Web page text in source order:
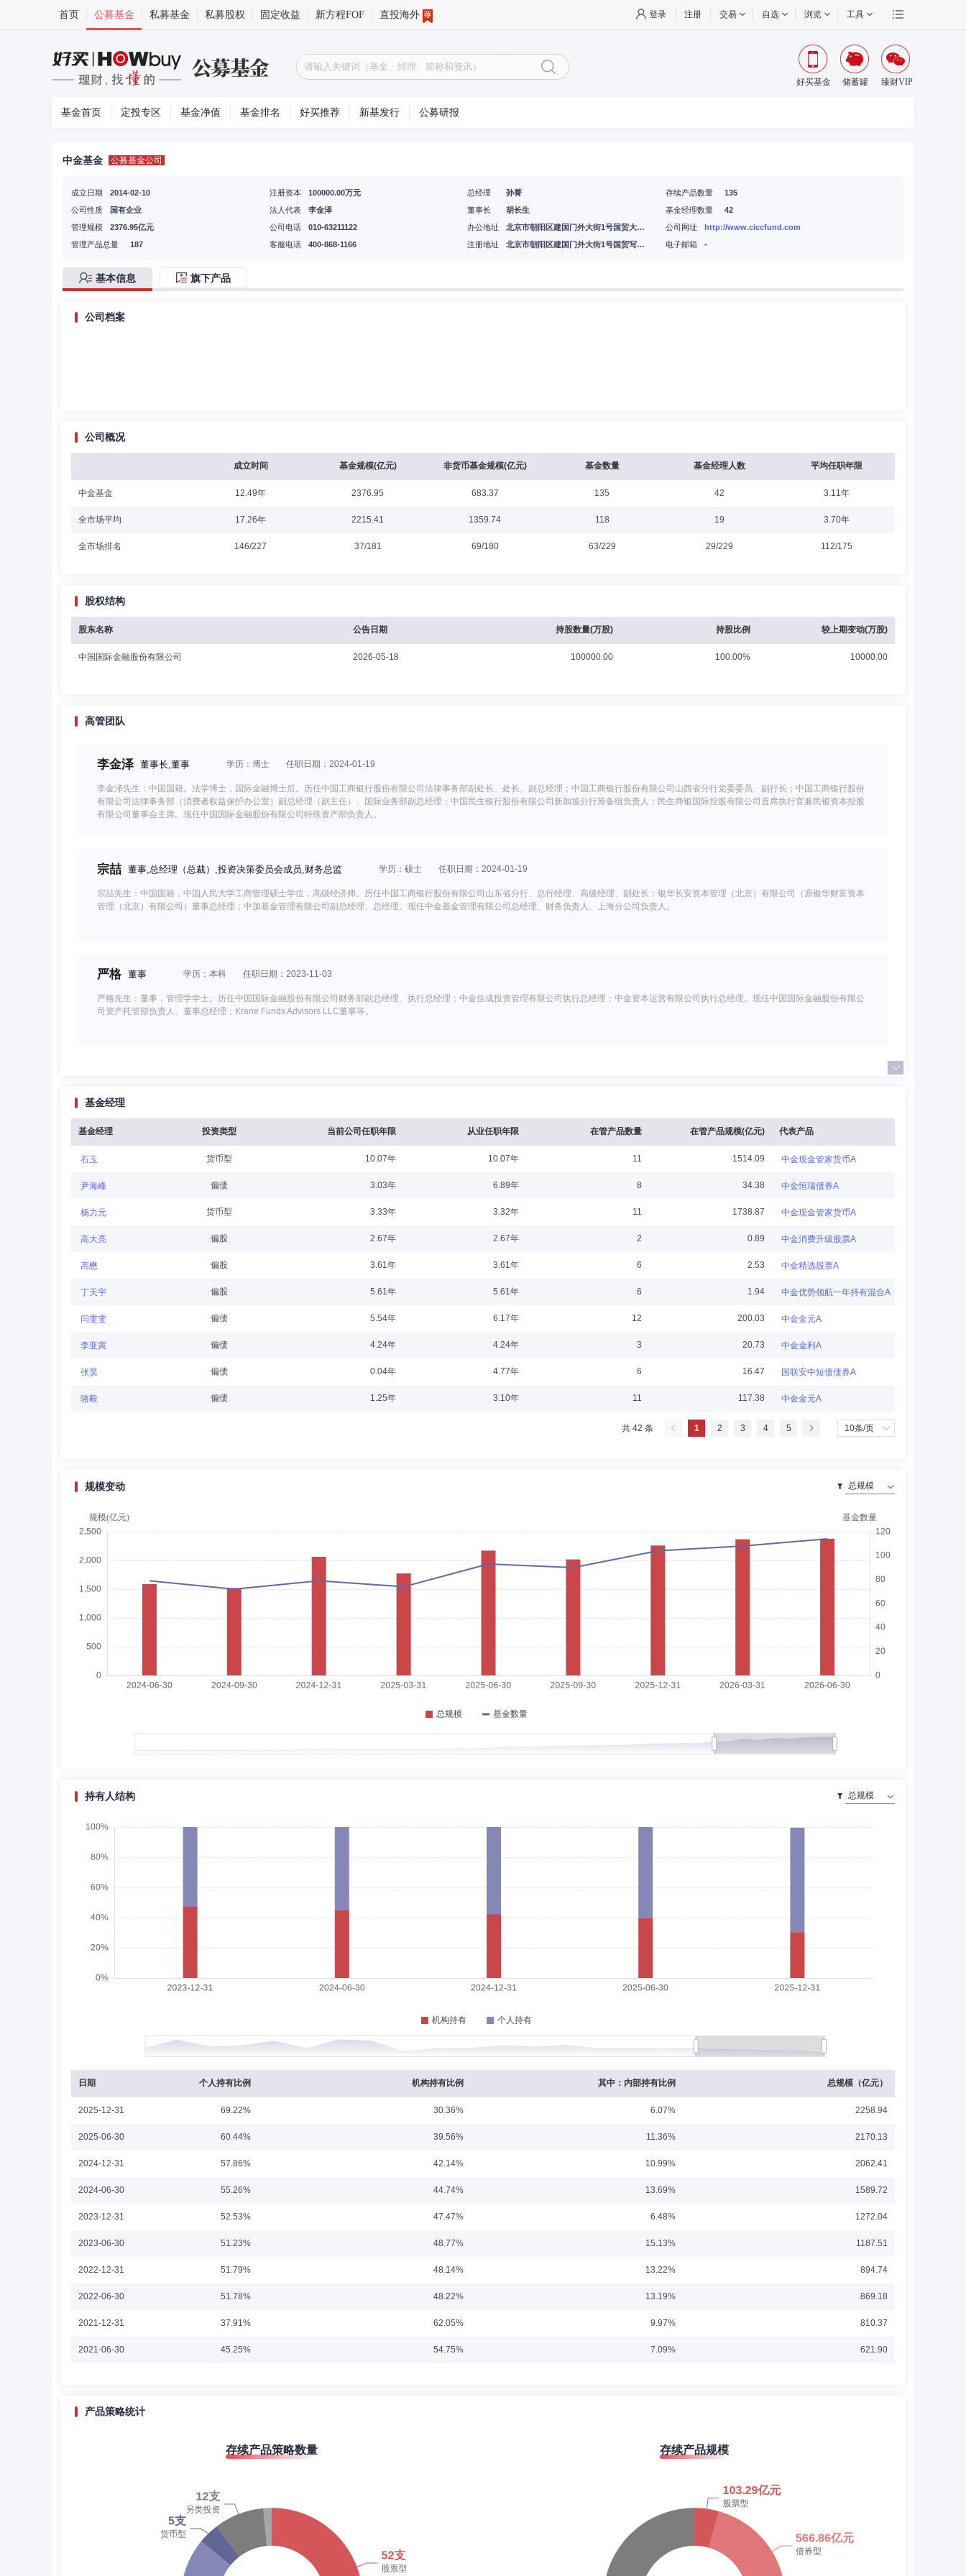
首页 公募基金 私募基金 私募股权 固定收益 新方程FOF 直投海外 登录 注册 交易 自选 浏览 工具
好买基金 储蓄罐 臻财VIP
基金首页 定投专区 基金净值 基金排名 好买推荐 新基发行 公募研报
中金基金 公募基金公司
成立日期
2014-02-10
公司性质
国有企业
注册资本
100000.00万元
法人代表
李金泽
总经理
孙菁
董事长
胡长生
存续产品数量
135
基金经理数量
42
管理规模
2376.95亿元
管理产品总量
187
公司电话
010-63211122
客服电话
400-868-1166
办公地址
北京市朝阳区建国门外大街1号国贸大厦B座43层
注册地址
北京市朝阳区建国门外大街1号国贸写字楼2座26层05室
公司网址
http://www.ciccfund.com
电子邮箱
-
基本信息 旗下产品
公司档案
公司概况
成立时间 基金规模(亿元) 非货币基金规模(亿元) 基金数量 基金经理人数 平均任职年限
中金基金 12.49年 2376.95 683.37 135 42 3.11年
全市场平均 17.26年 2215.41 1359.74 118 19 3.70年
全市场排名 146/227 37/181 69/180 63/229 29/229 112/175
股权结构
股东名称 公告日期 持股数量(万股) 持股比例 较上期变动(万股)
中国国际金融股份有限公司 2026-05-18 100000.00 100.00% 10000.00
高管团队
李金泽 董事长,董事 学历：博士 任职日期：2024-01-19
李金泽先生：中国国籍。法学博士，国际金融博士后。历任中国工商银行股份有限公司法律事务部副处长、处长、副总经理；中国工商银行股份有限公司山西省分行党委委员、副行长；中国工商银行股份
有限公司法律事务部（消费者权益保护办公室）副总经理（副主任）、国际业务部副总经理；中国民生银行股份有限公司新加坡分行筹备组负责人；民生商银国际控股有限公司首席执行官兼民银资本控股
有限公司董事会主席。现任中国国际金融股份有限公司特殊资产部负责人。
宗喆 董事,总经理（总裁）,投资决策委员会成员,财务总监 学历：硕士 任职日期：2024-01-19
宗喆先生：中国国籍，中国人民大学工商管理硕士学位，高级经济师。历任中国工商银行股份有限公司山东省分行、总行经理、高级经理、副处长；银华长安资本管理（北京）有限公司（原银华财富资本
管理（北京）有限公司）董事总经理；中加基金管理有限公司副总经理、总经理。现任中金基金管理有限公司总经理、财务负责人、上海分公司负责人。
严格 董事 学历：本科 任职日期：2023-11-03
严格先生：董事，管理学学士。历任中国国际金融股份有限公司财务部副总经理、执行总经理；中金佳成投资管理有限公司执行总经理；中金资本运营有限公司执行总经理。现任中国国际金融股份有限公
司资产托管部负责人、董事总经理；Krane Funds Advisors LLC董事等。
李耀光先生：经济学硕士，CFA，CPA。历任中国农业银行股份有限公司托管业务部经理，中信证券股份有限公司资产管理部高级经理，摩根士丹利华鑫证券有限责任公司(现“摩根士丹利证券(中国)有限公
司”)固定收益部经理和副总裁、全球资本市场部副总裁和执行董事，渤海汇金证券资产管理有限公司资本市场部总经理、金融市场部总经理(兼)、不动产投资管理部总经理(兼)、公司副总经理。现任中金基
金管理有限公司副总经理、基金经理、深圳分公司负责人。李耀光先生具备5年以上不动产项目投资或运营管理经验。现任中金山高集团高速公路封闭式基础设施证券投资基金基金经理(2023年10月16日起
缪延亮 学历：博士
缪延亮先生：董事，哲学博士。历任国际货币基金组织经济学家；国家外汇管理局中央外汇业务中心首席经济学家；中汇储投资有限责任公司首席经济学家。现任中国国际金融股份有限公司研究部执行负
华海玥 学历：本科
华海玥女士：董事，经济学学士。历任中国国际金融股份有限公司销售交易部、融资融券部副总经理，风险管理部副总经理、执行总经理、董事总经理。曾兼任中金浦成投资有限公司风控负责人、中国国
际金融股份有限公司监事会办公室执行负责人。现任中国国际金融股份有限公司风险管理部执行负责人、董事总经理；中国国际金融（海外）有限公司董事。
庞铁 学历：硕士
庞铁先生：独立董事，高级管理人员工商管理硕士。历任中国人民大学第一分校教师；国家经济委员会经济法规局科长；国家经济体制改革委员会生产司、国务院经济体制改革办公室产业司处长；中国电
卢闯先生：管理学博士。历任中央财经大学会计学院讲师、副教授。现任中央财经大学会计学院教授、博士生导师，兼任北京掌趣科技股份有限公司、中国同辐股份有限公司、梅花生物科技集团股份有限
公司、北京巴士传媒股份有限公司独立董事。
委员、副总裁、合规负责人、上海分公司总经理；中国人民健康保险股份有限公司党委书记、副董事长、总裁；中国人民保险集团股份有限公司党委委员、执行董事、副总裁；和泰人寿保险股份有限公司
席晓峰先生：中国国籍，工学硕士。历任华夏证券研究所金融工程分析师，上投摩根基金管理有限公司风险管理部风险经理，国泰基金管理有限公司稽核监察部总监助理，中国国际金融股份有限公司资产
管理部副总经理，华泰证券（上海）资产管理有限公司合规风控部负责人、合规总监、首席风险官、督察长、副总经理,中金基金管理有限公司副总经理。现任中金基金管理有限公司督察长。
耿帅军 副总经理,投资决策委员会成员 学历：硕士 任职日期：2021-07-30
耿帅军先生：理学硕士，历任国泰君安证券股份有限公司金融工程分析师；中信证券股份有限公司研究部副总裁、金融工程分析师；中国国际金融股份有限公司研究部执行总经理、金融工程分析师。管理
投资基金基金经理，2023年3月14日至今担任中金中证1000指数增强型发起式证券投资基金基金经理，2025年3月13日至今担任中金中证A500指数增强型证券投资基金基金经理，2026年1月14日至今担
许忠海先生：中国国籍，硕士研究生。具有多年证券从业经历。曾任贝迪中国区研发中心工程师、方正证券股份有限公司行业研究员、中邮创业基金管理股份有限公司研究员、基金经理助理、基金经理、
担任中金金元债券型证券投资基金基金经理，2019年12月25日至今担任中金鑫裕1年定期开放债券型证券投资基金基金经理，2020年6月19日至今担任中金新辉1年定期开放债券型发起式证券投资基金基
合债券型证券投资基金基金经理；2019年7月12日至2020年8月18日担任中金瑞和灵活配置混合型证券投资基金基金经理，2020年1月21日至2021年9月29日担任中金新润3个月定期开放债券型证券投资
2024年12月18日至2026年1月9日担任中金恒新90天持有期债券型发起式证券投资基金基金经理。
员、投资经理助理、投资经理。现任中金基金管理有限公司固定收益部基金经理。管理的公募基金包括：2016年7月16日至今担任中金纯债债券型证券投资基金、中金现金管家货币市场基金基金经理，
日至今担任中金安盈90天持有期中短债债券型证券投资基金基金经理；2017年3月29日至2019年2月18日担任中金量化多策略灵活配臵混合型证券投资基金基金经理，2017年6月2日至2018年11月13日担
2019年2月18日担任中金金泽量化精选混合型发起式证券投资基金基金经理，2018年11月8日至2020年4月15日担任中金金元债券型证券投资基金基金经理，2019年12月18日至2021年1月25日担任中金
发起式证券投资基金基金经理，2018年11月15日至2021年11月25日担任中金新元6个月定期开放债券型证券投资基金基金经理，2019年12月25日至2022年3月23日担任中金中债1-3年政策性金融债指数
基金经理
基金经理 投资类型 当前公司任职年限 从业任职年限 在管产品数量 在管产品规模(亿元) 代表产品
石玉 货币型 10.07年 10.07年 11 1514.09 中金现金管家货币A
尹海峰 偏债 3.03年 6.89年 8 34.38 中金恒瑞债券A
杨力元 货币型 3.33年 3.32年 11 1738.87 中金现金管家货币A
高大亮 偏股 2.67年 2.67年 2 0.89 中金消费升级股票A
高懋 偏股 3.61年 3.61年 6 2.53 中金精选股票A
丁天宇 偏股 5.61年 5.61年 6 1.94 中金优势领航一年持有混合A
闫雯雯 偏债 5.54年 6.17年 12 200.03 中金金元A
李亚寅 偏债 4.24年 4.24年 3 20.73 中金金利A
张昊 偏债 0.04年 4.77年 6 16.47 国联安中短债债券A
骆毅 偏债 1.25年 3.10年 11 117.38 中金金元A
共 42 条 1 2 3 4 5
规模变动
持有人结构
日期 个人持有比例 机构持有比例 其中：内部持有比例 总规模（亿元）
2025-12-31 69.22% 30.36% 6.07% 2258.94
2025-06-30 60.44% 39.56% 11.36% 2170.13
2024-12-31 57.86% 42.14% 10.99% 2062.41
2024-06-30 55.26% 44.74% 13.69% 1589.72
2023-12-31 52.53% 47.47% 6.48% 1272.04
2023-06-30 51.23% 48.77% 15.13% 1187.51
2022-12-31 51.79% 48.14% 13.22% 894.74
2022-06-30 51.78% 48.22% 13.19% 869.18
2021-12-31 37.91% 62.05% 9.97% 810.37
2021-06-30 45.25% 54.75% 7.09% 621.90
60.43% 1.28%
6.92% 1.03%
16.96% 8.76%
产品策略统计
存续产品策略数量 存续产品规模